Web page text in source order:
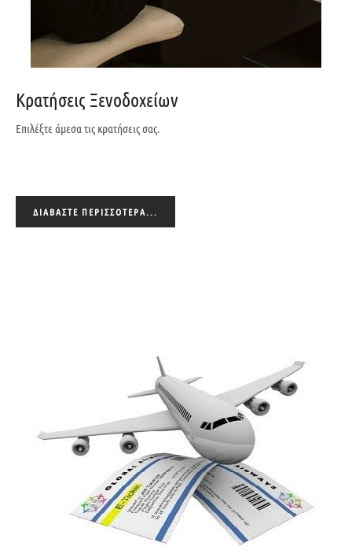
Κρατήσεις Ξενοδοχείων
Επιλέξτε άμεσα τις κρατήσεις σας.
ΔΙΑΒΆΣΤΕ ΠΕΡΙΣΣΌΤΕΡΑ...